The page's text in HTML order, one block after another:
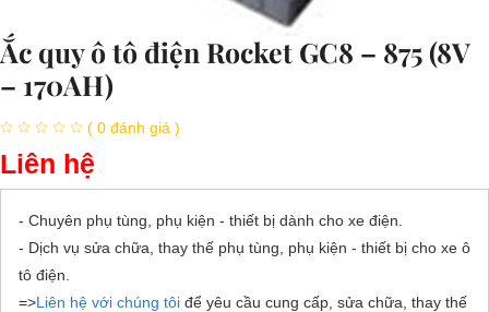
Ắc quy ô tô điện Rocket GC8 – 875 (8V
– 170AH)
( 0 đánh giá )
Liên hệ
- Chuyên phụ tùng, phụ kiện - thiết bị dành cho xe điện.
- Dịch vụ sửa chữa, thay thế phụ tùng, phụ kiện - thiết bị cho xe ô
tô điện.
=>Liên hệ với chúng tôi để yêu cầu cung cấp, sửa chữa, thay thế